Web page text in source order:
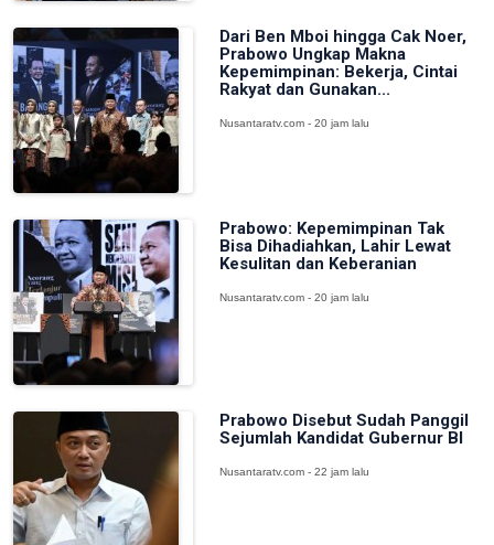
Dari Ben Mboi hingga Cak Noer,
Prabowo Ungkap Makna
Kepemimpinan: Bekerja, Cintai
Rakyat dan Gunakan...
Nusantaratv.com - 20 jam lalu
Prabowo: Kepemimpinan Tak
Bisa Dihadiahkan, Lahir Lewat
Kesulitan dan Keberanian
Nusantaratv.com - 20 jam lalu
Prabowo Disebut Sudah Panggil
Sejumlah Kandidat Gubernur BI
Nusantaratv.com - 22 jam lalu